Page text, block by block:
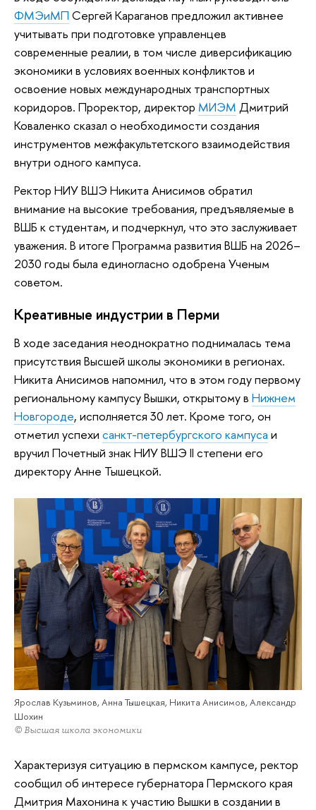
ФМЭиМП Сергей Караганов предложил активнее
учитывать при подготовке управленцев
современные реалии, в том числе диверсификацию
экономики в условиях военных конфликтов и
освоение новых международных транспортных
коридоров. Проректор, директор МИЭМ Дмитрий
Коваленко сказал о необходимости создания
инструментов межфакультетского взаимодействия
внутри одного кампуса.
Ректор НИУ ВШЭ Никита Анисимов обратил
внимание на высокие требования, предъявляемые в
ВШБ к студентам, и подчеркнул, что это заслуживает
уважения. В итоге Программа развития ВШБ на 2026–
2030 годы была единогласно одобрена Ученым
советом.
Креативные индустрии в Перми
В ходе заседания неоднократно поднималась тема
присутствия Высшей школы экономики в регионах.
Никита Анисимов напомнил, что в этом году первому
региональному кампусу Вышки, открытому в Нижнем
Новгороде, исполняется 30 лет. Кроме того, он
отметил успехи санкт-петербургского кампуса и
вручил Почетный знак НИУ ВШЭ II степени его
директору Анне Тышецкой.
Ярослав Кузьминов, Анна Тышецкая, Никита Анисимов, Александр
Шохин
© Высшая школа экономики
Характеризуя ситуацию в пермском кампусе, ректор
сообщил об интересе губернатора Пермского края
Дмитрия Махонина к участию Вышки в создании в